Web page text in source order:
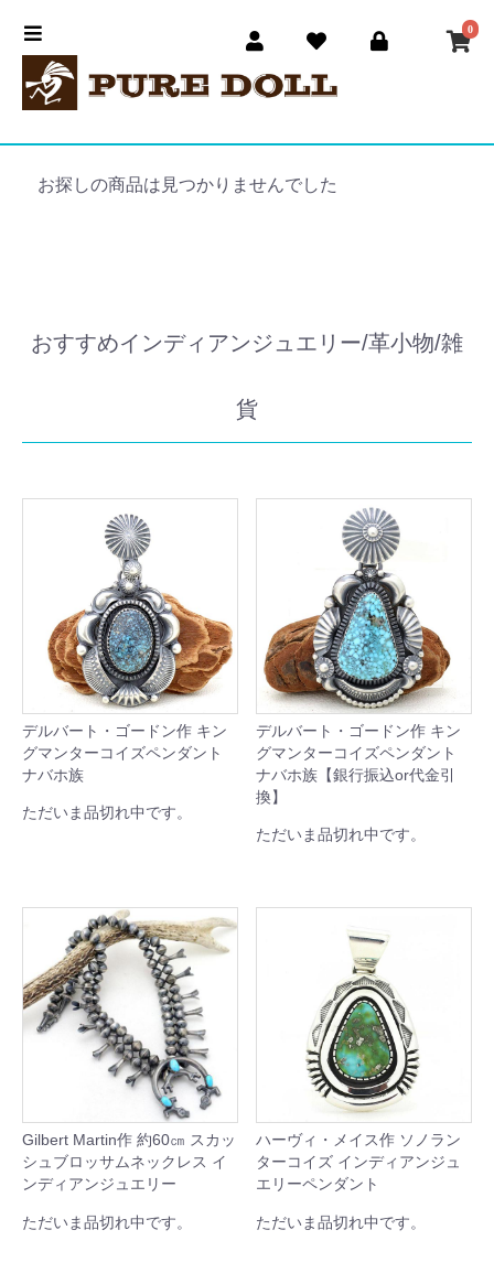
0
お探しの商品は見つかりませんでした
おすすめインディアンジュエリー/革小物/雑
貨
デルバート・ゴードン作 キン
グマンターコイズペンダント
ナバホ族
ただいま品切れ中です。
デルバート・ゴードン作 キン
グマンターコイズペンダント
ナバホ族【銀行振込or代金引
換】
ただいま品切れ中です。
Gilbert Martin作 約60㎝ スカッ
シュブロッサムネックレス イ
ンディアンジュエリー
ただいま品切れ中です。
ハーヴィ・メイス作 ソノラン
ターコイズ インディアンジュ
エリーペンダント
ただいま品切れ中です。